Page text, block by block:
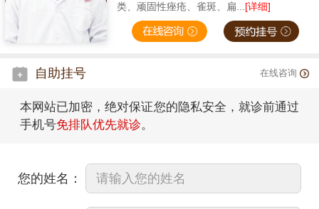
类、顽固性痤疮、雀斑、扁...[详细]
自助挂号 在线咨询
本网站已加密，绝对保证您的隐私安全，就诊前通过
手机号免排队优先就诊。
您的姓名：